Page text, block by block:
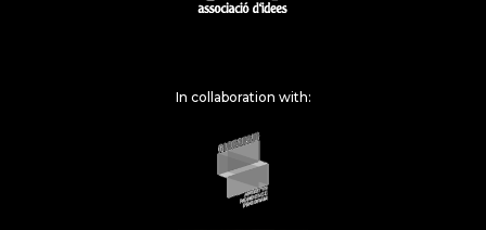
In collaboration with: